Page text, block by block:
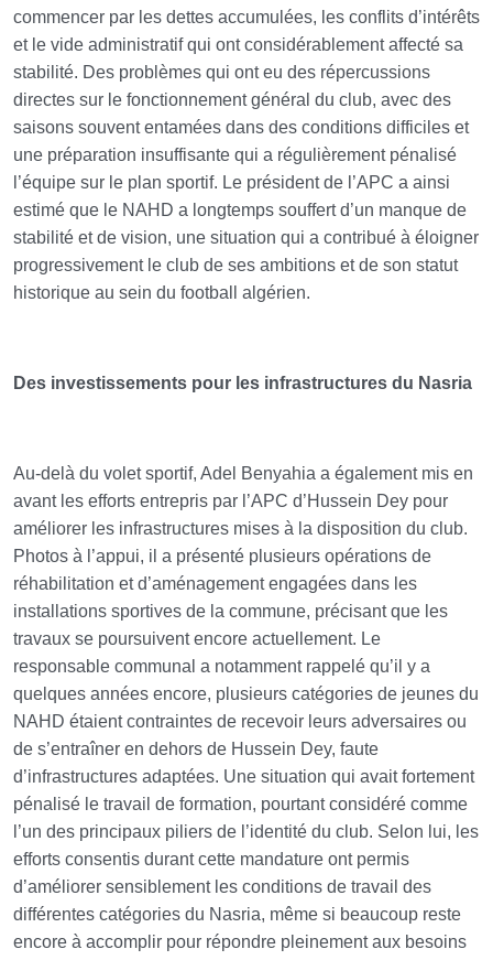
commencer par les dettes accumulées, les conflits d’intérêts
et le vide administratif qui ont considérablement affecté sa
stabilité. Des problèmes qui ont eu des répercussions
directes sur le fonctionnement général du club, avec des
saisons souvent entamées dans des conditions difficiles et
une préparation insuffisante qui a régulièrement pénalisé
l’équipe sur le plan sportif. Le président de l’APC a ainsi
estimé que le NAHD a longtemps souffert d’un manque de
stabilité et de vision, une situation qui a contribué à éloigner
progressivement le club de ses ambitions et de son statut
historique au sein du football algérien.
Des investissements pour les infrastructures du Nasria
Au-delà du volet sportif, Adel Benyahia a également mis en
avant les efforts entrepris par l’APC d’Hussein Dey pour
améliorer les infrastructures mises à la disposition du club.
Photos à l’appui, il a présenté plusieurs opérations de
réhabilitation et d’aménagement engagées dans les
installations sportives de la commune, précisant que les
travaux se poursuivent encore actuellement. Le
responsable communal a notamment rappelé qu’il y a
quelques années encore, plusieurs catégories de jeunes du
NAHD étaient contraintes de recevoir leurs adversaires ou
de s’entraîner en dehors de Hussein Dey, faute
d’infrastructures adaptées. Une situation qui avait fortement
pénalisé le travail de formation, pourtant considéré comme
l’un des principaux piliers de l’identité du club. Selon lui, les
efforts consentis durant cette mandature ont permis
d’améliorer sensiblement les conditions de travail des
différentes catégories du Nasria, même si beaucoup reste
encore à accomplir pour répondre pleinement aux besoins